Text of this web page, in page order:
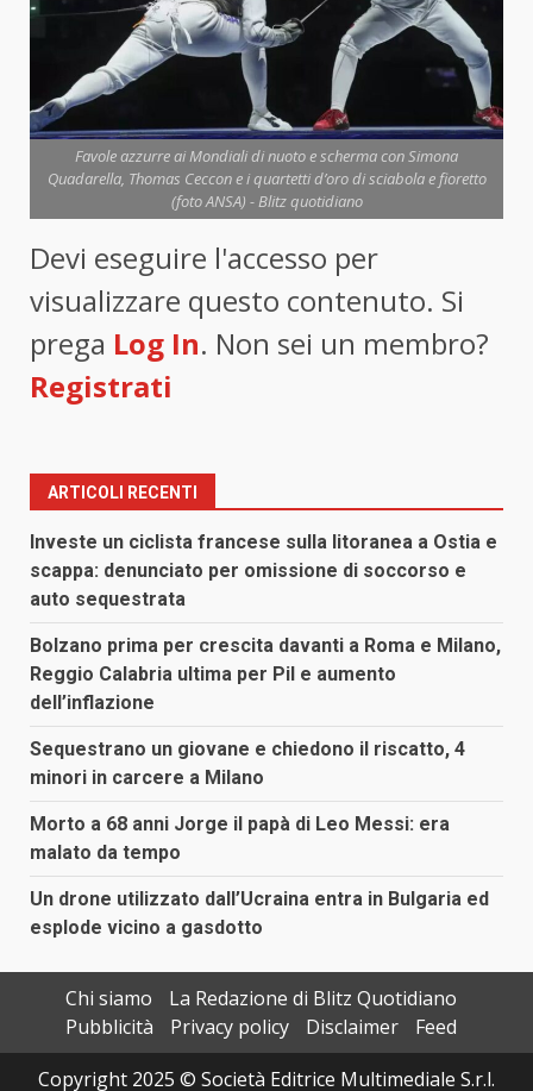
Favole azzurre ai Mondiali di nuoto e scherma con Simona
Quadarella, Thomas Ceccon e i quartetti d’oro di sciabola e fioretto
(foto ANSA) - Blitz quotidiano
Devi eseguire l'accesso per
visualizzare questo contenuto. Si
prega Log In. Non sei un membro?
Registrati
ARTICOLI RECENTI
Investe un ciclista francese sulla litoranea a Ostia e
scappa: denunciato per omissione di soccorso e
auto sequestrata
Bolzano prima per crescita davanti a Roma e Milano,
Reggio Calabria ultima per Pil e aumento
dell’inflazione
Sequestrano un giovane e chiedono il riscatto, 4
minori in carcere a Milano
Morto a 68 anni Jorge il papà di Leo Messi: era
malato da tempo
Un drone utilizzato dall’Ucraina entra in Bulgaria ed
esplode vicino a gasdotto
Chi siamo
La Redazione di Blitz Quotidiano
Pubblicità
Privacy policy Disclaimer
Feed
Copyright 2025 © Società Editrice Multimediale S.r.l.